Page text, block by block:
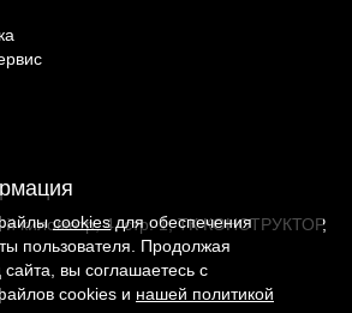
й километр, 4, стр. 1, ТК КОНСТРУКТОР,
файлыcookiesдля обеспечения
пользователя. Продолжая
вы соглашаетесь с
cookies и нашей политикой